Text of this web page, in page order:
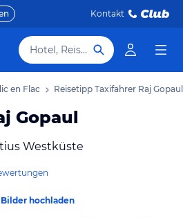
Kontakt
Hotel, Reiseziel
en Flac Reisetipp Taxifahrer Raj Gopaul
Gopaul
Westküste
Bilder hochladen